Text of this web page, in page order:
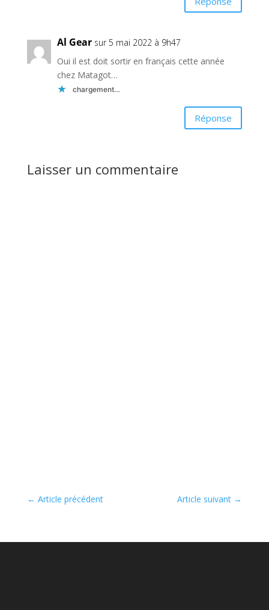
Al Gear sur 5 mai 2022 à 9h47
Oui il est doit sortir en français cette année
chez Matagot…
chargement…
Réponse
Laisser un commentaire
← Article précédent Article suivant →